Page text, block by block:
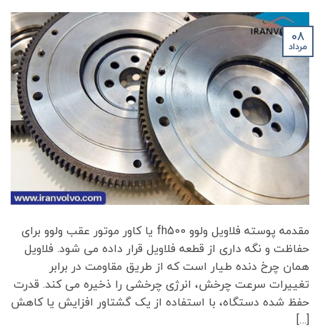
08
مرداد
مقدمه پوسته فلاویل ولوو fh500 یا کاور موتور عقب ولوو برای
حفاظت و نگه ­داری از قطعه فلاویل قرار داده می ­شود. فلاویل
همان چرخ دنده طیار است که از طریق مقاومت در برابر
تغییرات سرعت چرخش، انرژی چرخشی را ذخیره می کند. قدرت
حفظ شده دستگاه، با استفاده از یک گشتاور افزایش یا کاهش
[…]